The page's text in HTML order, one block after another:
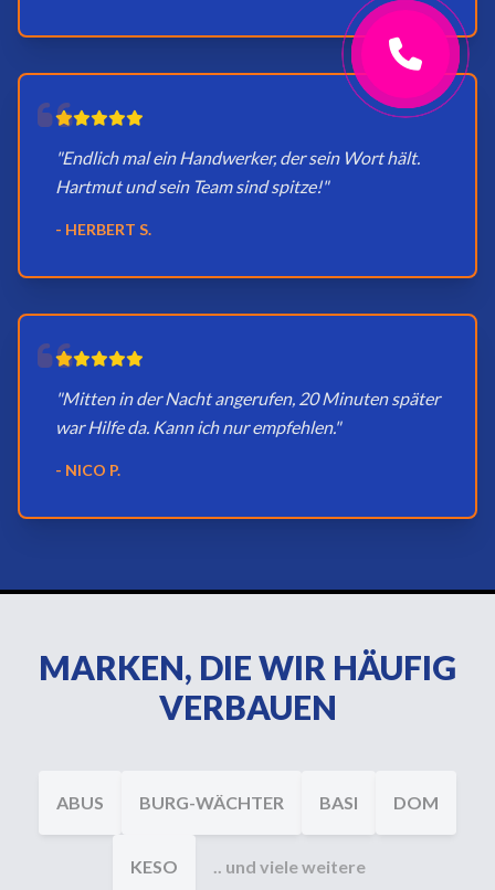
"Endlich mal ein Handwerker, der sein Wort hält.
Hartmut und sein Team sind spitze!"
- HERBERT S.
"Mitten in der Nacht angerufen, 20 Minuten später
war Hilfe da. Kann ich nur empfehlen."
- NICO P.
MARKEN, DIE WIR HÄUFIG
VERBAUEN
ABUS BURG-WÄCHTER BASI DOM
KESO .. und viele weitere